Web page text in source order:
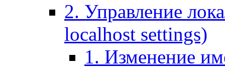
2. Управление
localhost settings)
1. Изменение